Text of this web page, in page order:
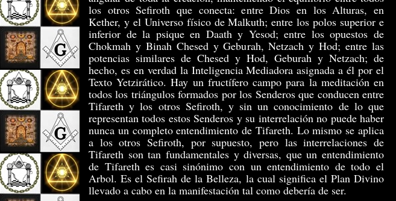
los otros Sefiroth que conecta: entre Dios en los Alturas, en
Kether, y el Universo físico de Malkuth; entre los polos superior e
inferior de la psique en Daath y Yesod; entre los opuestos de
Chokmah y Binah Chesed y Geburah, Netzach y Hod; entre las
potencias similares de Chesed y Hod, Geburah y Netzach; de
hecho, es en verdad la Inteligencia Mediadora asignada a él por el
Texto Yetzirático. Hay un fructífero campo para la meditación en
todos los triángulos formados por los Senderos que conducen entre
Tifareth y los otros Sefiroth, y sin un conocimiento de lo que
representan todos estos Senderos y su interrelación no puede haber
nunca un completo entendimiento de Tifareth. Lo mismo se aplica
a los otros Sefiroth, por supuesto, pero las interrelaciones de
Tifareth son tan fundamentales y diversas, que un entendimiento
de Tifareth es casi sinónimo con un entendimiento de todo el
Arbol. Es el Sefirah de la Belleza, la cual significa el Plan Divino
llevado a cabo en la manifestación tal como debería de ser.